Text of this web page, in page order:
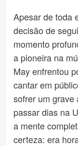
Apesar de toda
decisão de
momento
a pioneira na
May enfrentou
cantar em
sofrer um grave
passar dias na
a mente
certeza: era